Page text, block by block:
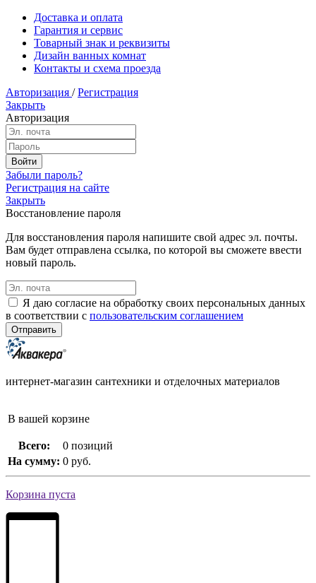
Доставка и оплата
Гарантия и сервис
Товарный знак и реквизиты
Дизайн ванных комнат
Контакты и схема проезда
Авторизация / Регистрация
Закрыть
Авторизация
Забыли пароль?
Регистрация на сайте
Закрыть
Восстановление пароля
Для восстановления пароля напишите свой адрес эл. почты.
Вам будет отправлена ссылка, по которой вы сможете ввести
новый пароль.
Я даю согласие на обработку своих персональных данных
в соответствии с пользовательским соглашением
интернет-магазин сантехники и отделочных материалов
В вашей корзине
Всего:
0 позиций
На сумму: 0 руб.
Корзина пуста